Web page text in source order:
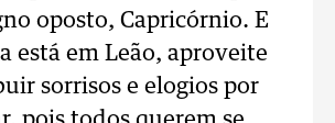
oposto, Capricórnio. E
está em Leão, aproveite
sorrisos e elogios por